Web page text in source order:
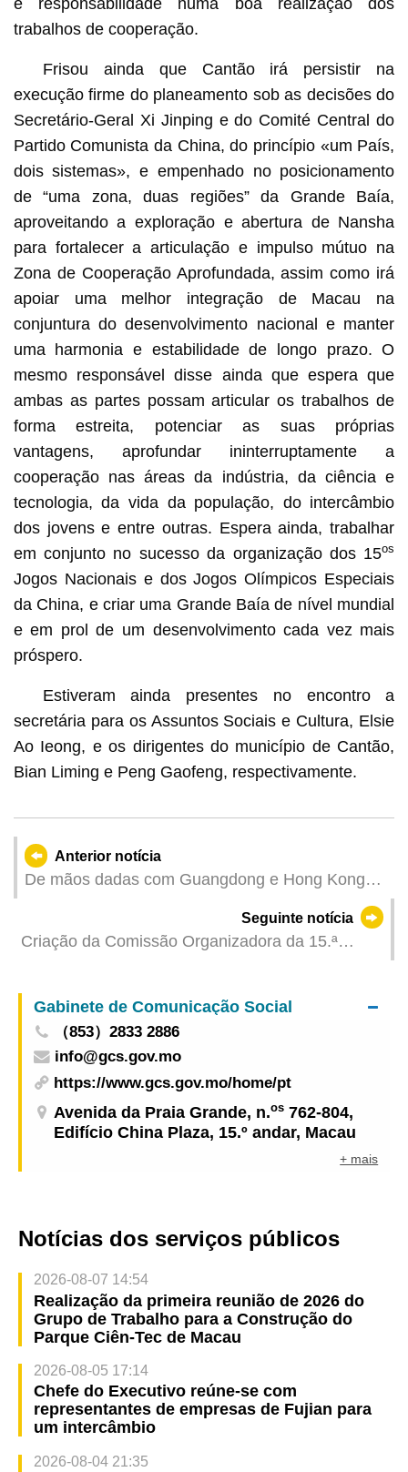
trabalhos de cooperação.
Frisou ainda que Cantão irá persistir na
execução firme do planeamento sob as decisões do
Secretário-Geral Xi Jinping e do Comité Central do
Partido Comunista da China, do princípio «um País,
dois sistemas», e empenhado no posicionamento
de “uma zona, duas regiões” da Grande Baía,
aproveitando a exploração e abertura de Nansha
para fortalecer a articulação e impulso mútuo na
Zona de Cooperação Aprofundada, assim como irá
apoiar uma melhor integração de Macau na
conjuntura do desenvolvimento nacional e manter
uma harmonia e estabilidade de longo prazo. O
mesmo responsável disse ainda que espera que
ambas as partes possam articular os trabalhos de
forma estreita, potenciar as suas próprias
vantagens, aprofundar ininterruptamente a
cooperação nas áreas da indústria, da ciência e
tecnologia, da vida da população, do intercâmbio
dos jovens e entre outras. Espera ainda, trabalhar
em conjunto no sucesso da organização dos 15os
Jogos Nacionais e dos Jogos Olímpicos Especiais
da China, e criar uma Grande Baía de nível mundial
e em prol de um desenvolvimento cada vez mais
próspero.
Estiveram ainda presentes no encontro a
secretária para os Assuntos Sociais e Cultura, Elsie
Ao Ieong, e os dirigentes do município de Cantão,
Bian Liming e Peng Gaofeng, respectivamente.
Anterior notícia
De mãos dadas com Guangdong e Hong Kong
preparatórios da 15.ª edição dos Jogos Nacionais
Seguinte notícia
Criação da Comissão Organizadora da 15.ª
para Deficientes e dos 9.os Jogos Olímpicos
Especiais da China / Macau será responsável por
5 modalidades de competição e de Desporto para
Todos nos Jogos Nacionais e por 2 provas de
competição nos Jogos Olímpicos Especiais para
Deficientes
Gabinete de Comunicação Social
（853）2833 2886
info@gcs.gov.mo
https://www.gcs.gov.mo/home/pt
Avenida da Praia Grande, n.os 762-804,
Edifício China Plaza, 15.º andar, Macau
+ mais
Notícias dos serviços públicos
2026-08-07 14:54
Realização da primeira reunião de 2026 do
Grupo de Trabalho para a Construção do
Parque Ciên-Tec de Macau
2026-08-05 17:14
Chefe do Executivo reúne-se com
representantes de empresas de Fujian para
um intercâmbio
2026-08-04 21:35